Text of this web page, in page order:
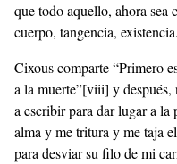
que todo aquello, ahora
cuerpo, tangencia, existencia.
Cixous comparte “Primero
a la muerte”[viii] y después,
a escribir para dar lugar a la
alma y me tritura y me taja
para desviar su filo de mi